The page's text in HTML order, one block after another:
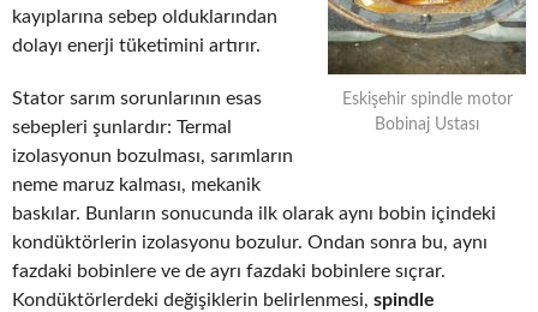
Eskişehir spindle motor
Bobinaj Ustası
kayıplarına sebep olduklarından
dolayı enerji tüketimini artırır.
Stator sarım sorunlarının esas
sebepleri şunlardır: Termal
izolasyonun bozulması, sarımların
neme maruz kalması, mekanik
baskılar. Bunların sonucunda ilk olarak aynı bobin içindeki
kondüktörlerin izolasyonu bozulur. Ondan sonra bu, aynı
fazdaki bobinlere ve de ayrı fazdaki bobinlere sıçrar.
Kondüktörlerdeki değişiklerin belirlenmesi, spindle